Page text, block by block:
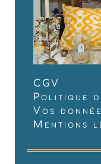
CGV
Politique
Vos
Mentions